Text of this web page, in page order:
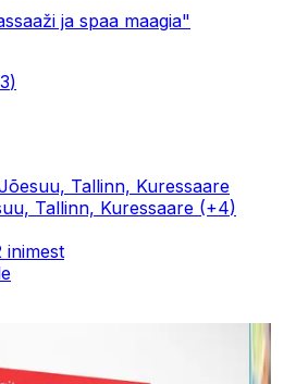
ja spaa maagia"
)
Tallinn, Kuressaare
Tallinn, Kuressaare (+4)
inimest